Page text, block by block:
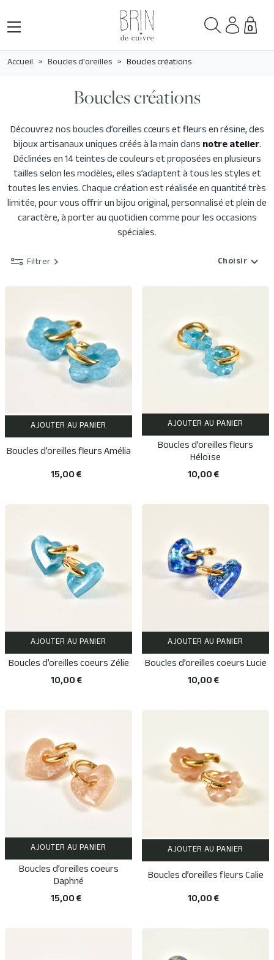
0
Accueil Boucles d'oreilles Boucles créations
Boucles créations
Découvrez nosboucles d’oreilles cœurs et fleurs en résine, des
bijoux artisanaux uniques créés à la main dansnotre atelier.
Déclinées en14 teintes de couleurset proposées enplusieurs
tailles selon les modèles, elles s’adaptent à tous les styles et
toutes les envies. Chaque création est réalisée enquantité très
limitée, pour vous offrir un bijou original, personnalisé et plein de
caractère, à porter au quotidien comme pour les occasions
spéciales.
Filtrer Choisir expand_more
AJOUTER AU PANIER
Boucles d’oreilles fleurs Amélia
15,00 €
AJOUTER AU PANIER
Boucles d’oreilles fleurs
Héloïse
10,00 €
AJOUTER AU PANIER
Boucles d’oreilles coeurs Zélie
10,00 €
AJOUTER AU PANIER
Boucles d’oreilles coeurs Lucie
10,00 €
AJOUTER AU PANIER
Boucles d’oreilles coeurs
Daphné
15,00 €
AJOUTER AU PANIER
Boucles d’oreilles fleurs Calie
10,00 €